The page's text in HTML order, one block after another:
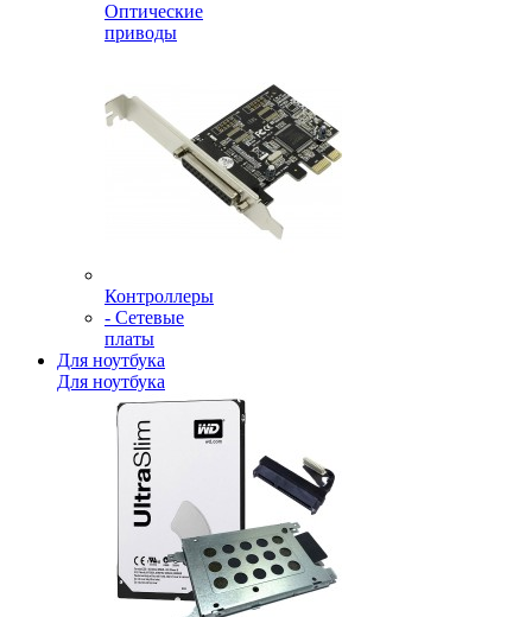
Оптические
приводы
Контроллеры
- Сетевые
платы
Для ноутбука
Для ноутбука